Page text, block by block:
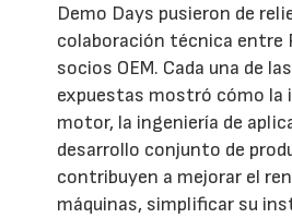
Demo Days pusieron de
colaboración técnica entre
socios OEM. Cada una de
expuestas mostró cómo la
motor, la ingeniería de
desarrollo conjunto de
contribuyen a mejorar el
máquinas, simplificar su